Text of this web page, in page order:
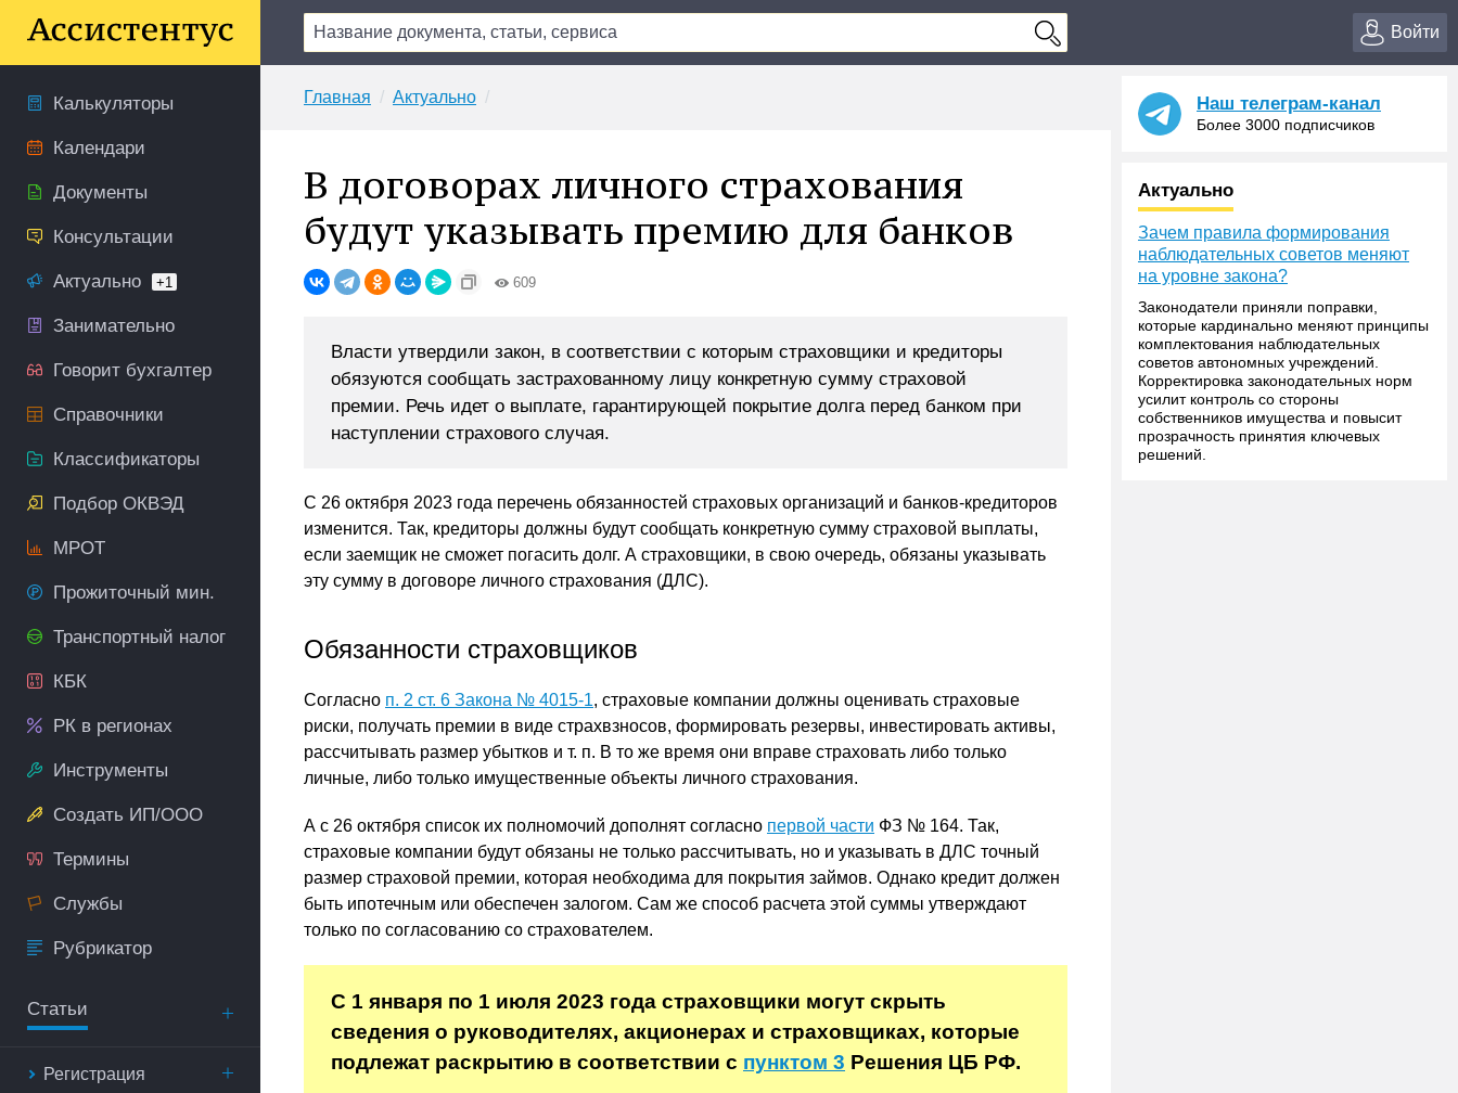
Войти
Калькуляторы
Календари
Документы
Консультации
Актуально +1
Занимательно
Говорит бухгалтер
Справочники
Классификаторы
Подбор ОКВЭД
МРОТ
Прожиточный мин.
Транспортный налог
КБК
РК в регионах
Инструменты
Создать ИП/ООО
Термины
Службы
Рубрикатор
Статьи
Регистрация
Главная Актуально
В договорах личного страхования
будут указывать премию для банков
609
Власти утвердили закон, в соответствии с которым страховщики и кредиторы
обязуются сообщать застрахованному лицу конкретную сумму страховой
премии. Речь идет о выплате, гарантирующей покрытие долга перед банком при
наступлении страхового случая.
С 26 октября 2023 года перечень обязанностей страховых организаций и банков-кредиторов
изменится. Так, кредиторы должны будут сообщать конкретную сумму страховой выплаты,
если заемщик не сможет погасить долг. А страховщики, в свою очередь, обязаны указывать
эту сумму в договоре личного страхования (ДЛС).
Обязанности страховщиков
Согласно п. 2 ст. 6 Закона № 4015-1, страховые компании должны оценивать страховые
риски, получать премии в виде страхвзносов, формировать резервы, инвестировать активы,
рассчитывать размер убытков и т. п. В то же время они вправе страховать либо только
личные, либо только имущественные объекты личного страхования.
А с 26 октября список их полномочий дополнят согласно первой части ФЗ № 164. Так,
страховые компании будут обязаны не только рассчитывать, но и указывать в ДЛС точный
размер страховой премии, которая необходима для покрытия займов. Однако кредит должен
быть ипотечным или обеспечен залогом. Сам же способ расчета этой суммы утверждают
только по согласованию со страхователем.
С 1 января по 1 июля 2023 года страховщики могут скрыть
сведения о руководителях, акционерах и страховщиках, которые
подлежат раскрытию в соответствии с пунктом 3 Решения ЦБ РФ.
Наш телеграм-канал
Более 3000 подписчиков
Актуально
Зачем правила формирования
наблюдательных советов меняют
на уровне закона?
Законодатели приняли поправки,
которые кардинально меняют принципы
комплектования наблюдательных
советов автономных учреждений.
Корректировка законодательных норм
усилит контроль со стороны
собственников имущества и повысит
прозрачность принятия ключевых
решений.